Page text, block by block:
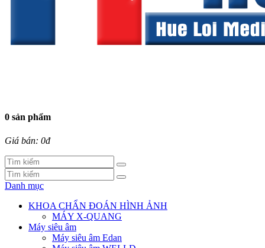
0 sản phẩm
Giá bán: 0đ
Danh mục
KHOA CHẨN ĐOÁN HÌNH ẢNH
MÁY X-QUANG
Máy siêu âm
Máy siêu âm Edan